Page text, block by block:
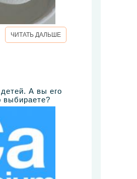
ЧИТАТЬ ДАЛЬШЕ
А вы его
выбираете?